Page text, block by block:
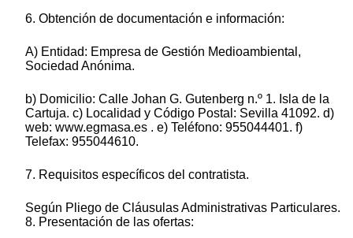
6. Obtención de documentación e información:
A) Entidad: Empresa de Gestión Medioambiental,
Sociedad Anónima.
b) Domicilio: Calle Johan G. Gutenberg n.º 1. Isla de la
Cartuja. c) Localidad y Código Postal: Sevilla 41092. d)
web: www.egmasa.es . e) Teléfono: 955044401. f)
Telefax: 955044610.
7. Requisitos específicos del contratista.
Según Pliego de Cláusulas Administrativas Particulares.
8. Presentación de las ofertas: